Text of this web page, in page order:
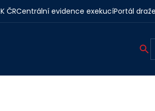
ČRCentrální evidence exekucíPortál